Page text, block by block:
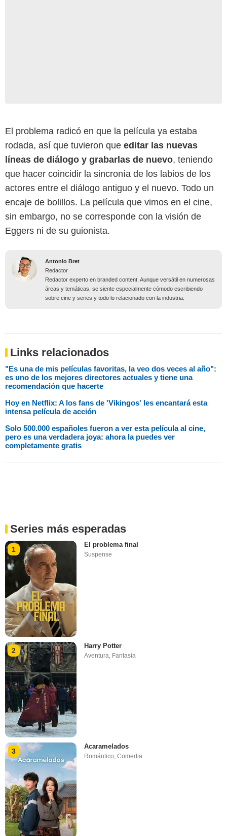
El problema radicó en que la película ya estaba
rodada, así que tuvieron que editar las nuevas
líneas de diálogo y grabarlas de nuevo, teniendo
que hacer coincidir la sincronía de los labios de los
actores entre el diálogo antiguo y el nuevo. Todo un
encaje de bolillos. La película que vimos en el cine,
sin embargo, no se corresponde con la visión de
Eggers ni de su guionista.
Antonio Bret
Redactor
Redactor experto en branded content. Aunque versátil en numerosas
áreas y temáticas, se siente especialmente cómodo escribiendo
sobre cine y series y todo lo relacionado con la industria.
Links relacionados
"Es una de mis películas favoritas, la veo dos veces al año":
es uno de los mejores directores actuales y tiene una
recomendación que hacerte
Hoy en Netflix: A los fans de 'Vikingos' les encantará esta
intensa película de acción
Solo 500.000 españoles fueron a ver esta película al cine,
pero es una verdadera joya: ahora la puedes ver
completamente gratis
Series más esperadas
1
El problema final
Suspense
2
Harry Potter
Aventura Fantasía
3
Acaramelados
Romántico,Comedia